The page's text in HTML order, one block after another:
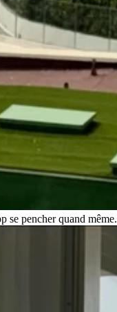
se pencher quand même.